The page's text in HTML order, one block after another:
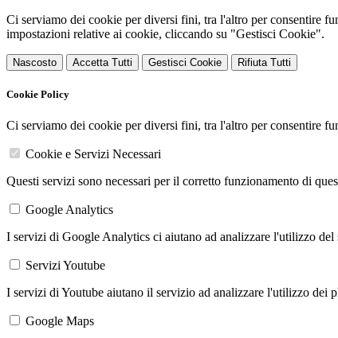
Ci serviamo dei cookie per diversi fini, tra l'altro per consentire
impostazioni relative ai cookie, cliccando su "Gestisci Cookie".
Nascosto Accetta Tutti Gestisci Cookie Rifiuta Tutti
Cookie Policy
Ci serviamo dei cookie per diversi fini, tra l'altro per consentire
Cookie e Servizi Necessari
Questi servizi sono necessari per il corretto funzionamento di
Google Analytics
I servizi di Google Analytics ci aiutano ad analizzare l'utilizzo
Servizi Youtube
I servizi di Youtube aiutano il servizio ad analizzare l'utilizzo dei
Google Maps